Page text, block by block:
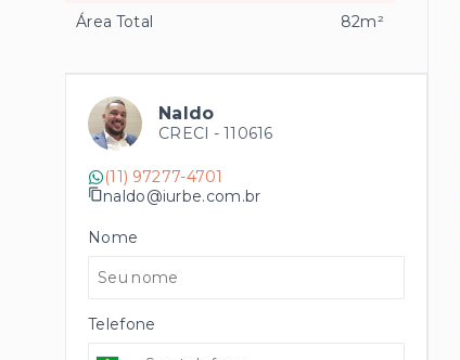
Área Total
82m²
Naldo
CRECI - 110616
(11) 97277-4701
naldo@iurbe.com.br
Nome
Telefone